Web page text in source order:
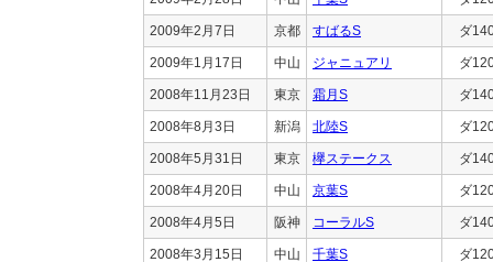
2009年2月7日 京都 すばるS ダ
2009年1月17日 中山 ジャニュアリ ダ
2008年11月23日 東京 霜月S ダ
2008年8月3日 新潟 北陸S ダ
2008年5月31日 東京 欅ステークス ダ
2008年4月20日 中山 京葉S ダ
2008年4月5日 阪神 コーラルS ダ
2008年3月15日 中山 千葉S ダ